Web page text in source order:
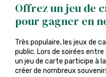
Offrez un jeu de
pour gagner en
Très populaire, les jeux de
public. Lors de soirées
un jeu de carte participe à
créer de nombreux